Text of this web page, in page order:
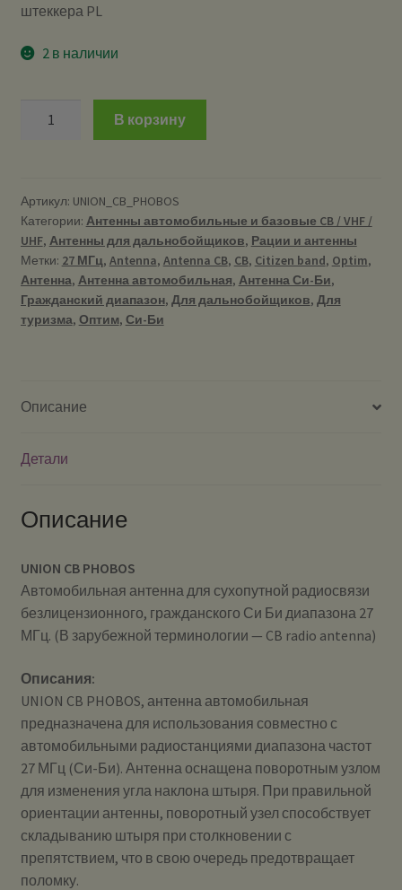
штеккера PL
2 в наличии
-
антенна
автомобильная
27
МГц
(CB)
В корзину
Артикул: UNION_CB_PHOBOS
Категории: Антенны автомобильные и базовые CB / VHF /
UHF, Антенны для дальнобойщиков, Рации и антенны
Метки: 27 МГц, Antenna, Antenna CB, CB, Citizen band, Optim,
Антенна, Антенна автомобильная, Антенна Си-Би,
Гражданский диапазон, Для дальнобойщиков, Для
туризма, Оптим, Си-Би
Описание
Детали
Описание
UNION CB PHOBOS
Автомобильная антенна для сухопутной радиосвязи
безлицензионного, гражданского Си Би диапазона 27
МГц. (В зарубежной терминологии — CB radio antenna)
Описания:
UNION CB PHOBOS, антенна автомобильная
предназначена для использования совместно с
автомобильными радиостанциями диапазона частот
27 МГц (Си-Би). Антенна оснащена поворотным узлом
для изменения угла наклона штыря. При правильной
ориентации антенны, поворотный узел способствует
складыванию штыря при столкновении с
препятствием, что в свою очередь предотвращает
поломку.